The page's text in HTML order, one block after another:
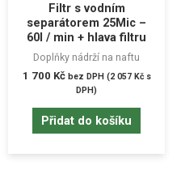
Filtr s vodním
separátorem 25Mic –
60l / min + hlava filtru
Doplňky nádrží na naftu
1 700 Kč bez DPH (2 057 Kčs
DPH)
Přidat do košíku